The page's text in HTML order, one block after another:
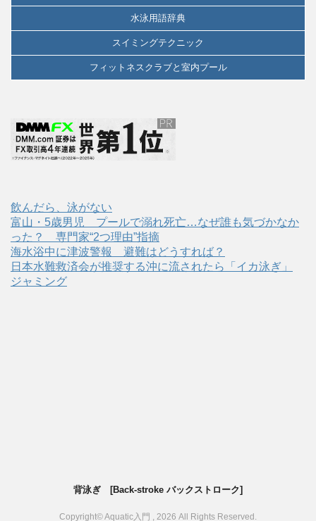
水泳用語辞典
スイミングテクニック
フィットネスクラブと室内プール
飲んだら、泳がない
富山・5歳男児 プールで溺れ死亡…なぜ誰も気づかなか
った？ 専門家“2つ理由”指摘
海水浴中に津波警報 避難はどうすれば？
日本水難救済会が推奨する沖に流されたら「イカ泳ぎ」
ジャミング
背泳ぎ [Back-stroke バックストローク]
Copyright© Aquatic入門 , 2026 All Rights Reserved.